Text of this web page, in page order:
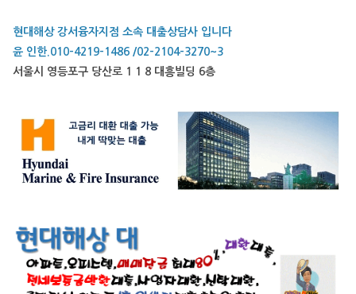
현대해상 강서융자지점 소속 대출상담사 입니다
윤 인한.010-4219-1486 /02-2104-3270~3
서울시 영등포구 당산로 1 1 8 대흥빌딩 6층